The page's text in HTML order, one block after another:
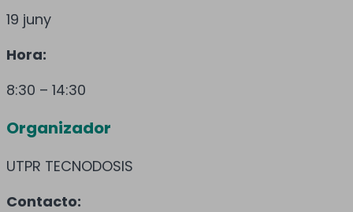
19 juny
Hora:
8:30 – 14:30
Organizador
UTPR TECNODOSIS
Contacto: